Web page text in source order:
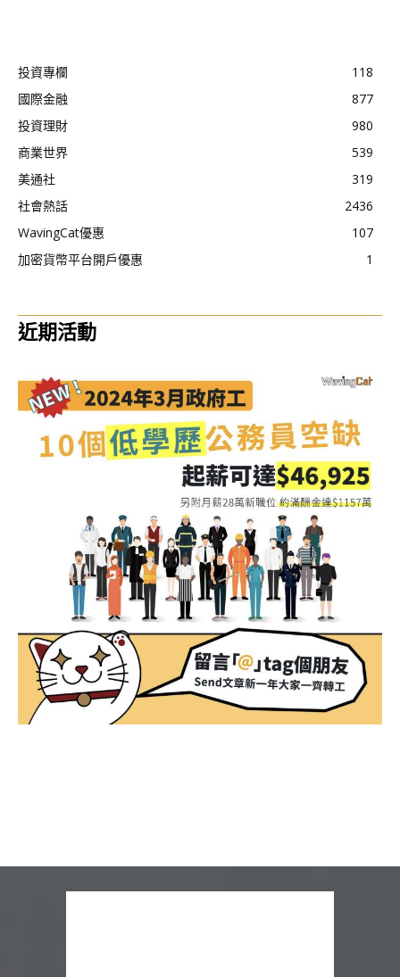
投資專欄
118
國際金融
877
投資理財
980
商業世界
539
美通社
319
社會熱話
2436
WavingCat優惠
107
加密貨幣平台開戶優惠
1
近期活動